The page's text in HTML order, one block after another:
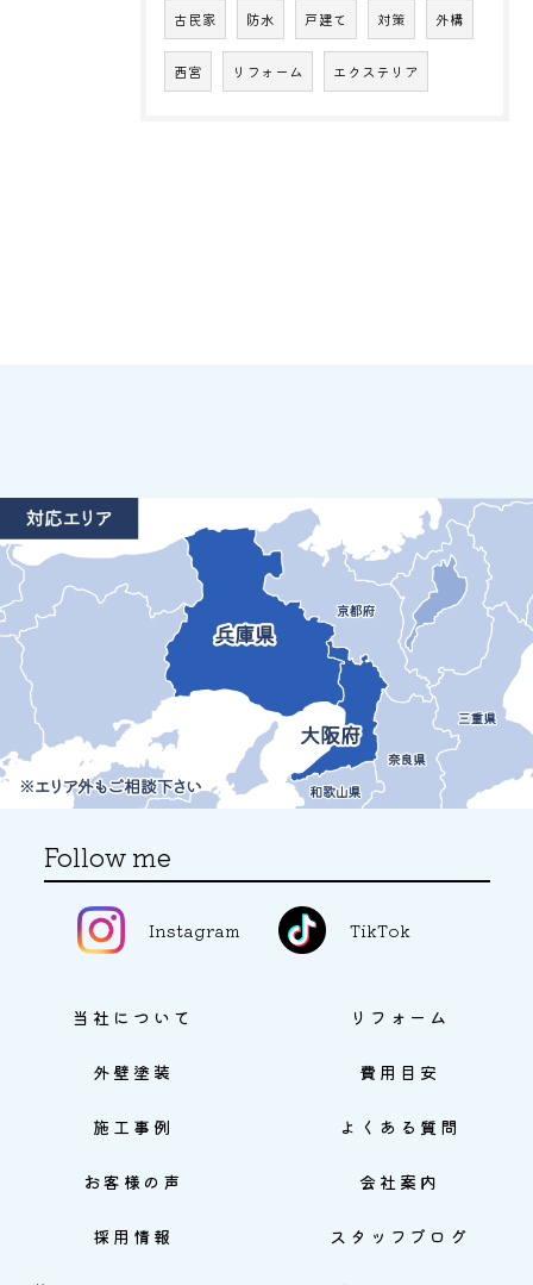
古民家 防水 戸建て 対策 外構
西宮 リフォーム エクステリア
Follow me
Instagram TikTok
当社について リフォーム
外壁塗装 費用目安
施工事例 よくある質問
お客様の声 会社案内
採用情報 スタッフブログ